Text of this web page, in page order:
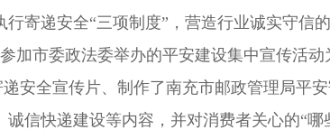
寄递安全“三项制度”，营造行业诚实守信
加市委政法委举办的平安建设集中宣传活
安全宣传片、制作了南充市邮政管理局平
信快递建设等内容，并对消费者关心的“